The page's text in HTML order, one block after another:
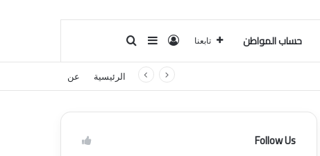
حساب المواطن تابعنا تسجيل الدخول
إضافة عمود جانبي
الرئيسية عن
Follow Us